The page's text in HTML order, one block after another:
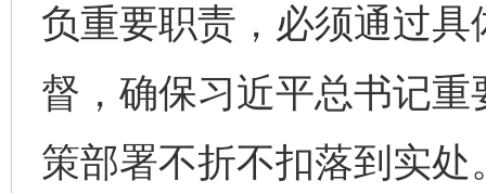
负重要职责，必须通过
督，确保习近平总书记
策部署不折不扣落到实处